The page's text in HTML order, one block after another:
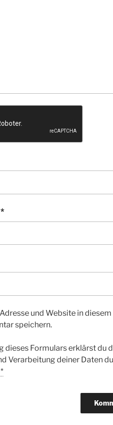
*
und Website in
speichern.
dieses Formulars erklärst du
Verarbeitung deiner Daten
*